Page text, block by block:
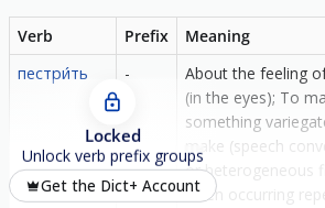
Verb Prefix
Meaning
пестри́ть
-
About the feeling
(in the eyes); To
something
make (speech
or heterogeneous
often occurring
Locked
Unlock verb prefix groups
Get the Dict+ Account